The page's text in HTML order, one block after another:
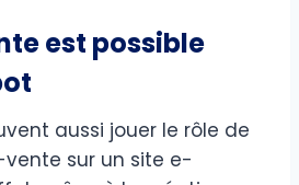
est possible
aussi jouer le rôle de
sur un site e-